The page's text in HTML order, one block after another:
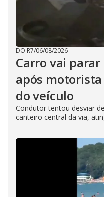
DO R7/06/08/2026
Carro vai
após
do veículo
Condutor tentou desviar
canteiro central da via,